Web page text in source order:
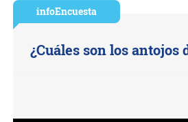
infoEncuesta
¿Cuáles son los antojos